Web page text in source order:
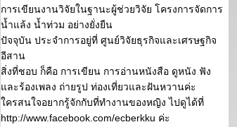
การเขียนงานวิจัยในฐานะผู้ช่วยวิจัย โครงการจัดการ
น้ำแล้ง น้ำท่วม อย่างยั่งยืน
ปัจจุบัน ประจำการอยู่ที่ ศูนย์วิจัยธุรกิจและเศรษฐกิจ
อีสาน
สิ่งที่ชอบ ก็คือ การเขียน การอ่านหนังสือ ดูหนัง ฟัง
ละร้องเพลง ถ่ายรูป ท่องเที่ยวและฝันหวานค่ะ
ครสนใจอยากรู้จักกับที่ทำงานของหญิง ไปดูได้ที่
http://www.facebook.com/ecberkku ค่ะ